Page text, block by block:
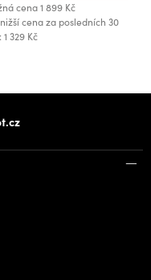
cena1 899 Kč
cena za posledních 30
1 329 Kč